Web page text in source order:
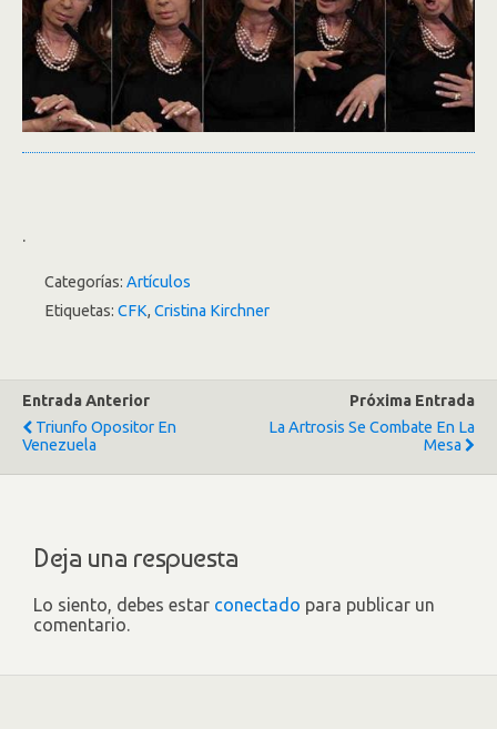
.
Categorías: Artículos
Etiquetas: CFK, Cristina Kirchner
Entrada Anterior
Triunfo Opositor En
Venezuela
Próxima Entrada
La Artrosis Se Combate En La
Mesa
Deja una respuesta
Lo siento, debes estar conectado para publicar un
comentario.